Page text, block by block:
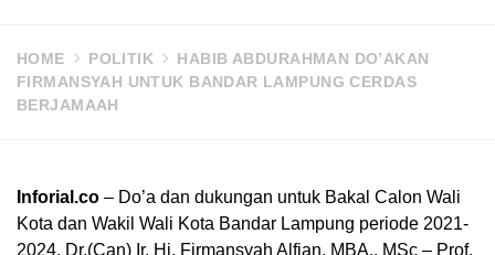
HOME POLITIK
HABIB ABDURAHMAN DO’AKAN
FIRMANSYAH UNTUK BANDAR LAMPUNG CERDAS
BERJAMAAH
Inforial.co – Do’a dan dukungan untuk Bakal Calon Wali
Kota dan Wakil Wali Kota Bandar Lampung periode 2021-
2024, Dr.(Can) Ir. Hi. Firmansyah Alfian, MBA., MSc – Prof.